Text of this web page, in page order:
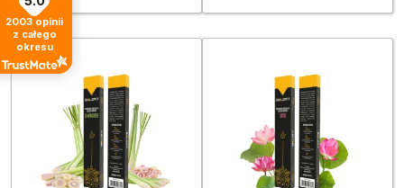
2003 opinii
z całego
okresu